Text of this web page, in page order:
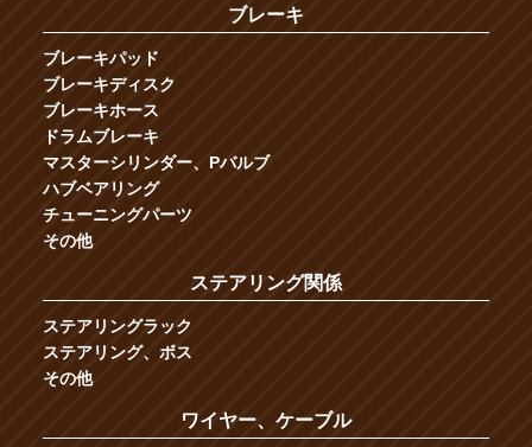
ブレーキ
ブレーキパッド
ブレーキディスク
ブレーキホース
ドラムブレーキ
マスターシリンダー、Pバルブ
ハブベアリング
チューニングパーツ
その他
ステアリング関係
ステアリングラック
ステアリング、ボス
その他
ワイヤー、ケーブル